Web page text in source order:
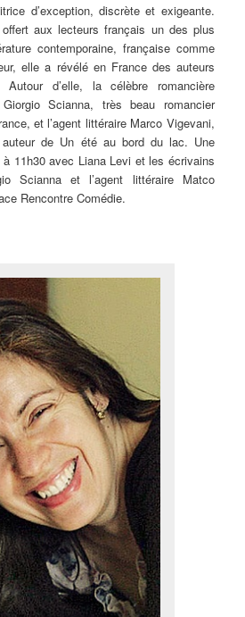
d’exception, discrète et exigeante.
aux lecteurs français un des plus
contemporaine, française comme
elle a révélé en France des auteurs
Autour d’elle, la célèbre romancière
Scianna, très beau romancier
et l’agent littéraire Marco Vigevani,
auteur de Un été au bord du lac. Une
11h30 avec Liana Levi et les écrivains
Scianna et l’agent littéraire Matco
Rencontre Comédie.